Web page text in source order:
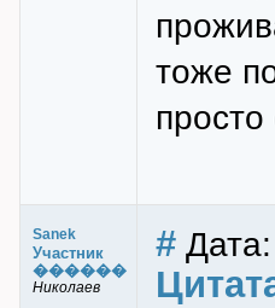
тоже
Sanek
Участник
������
Николаев
#